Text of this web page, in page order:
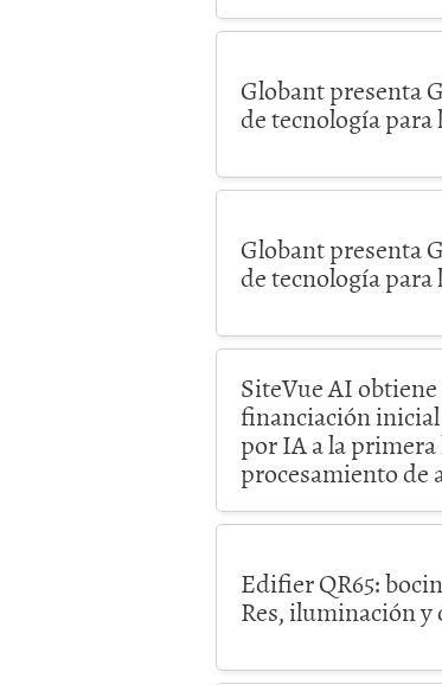
Globant presenta
de tecnología para
Globant presenta
de tecnología para
SiteVue AI
financiación
por IA a la
procesamiento de
Edifier QR65:
Res, iluminación